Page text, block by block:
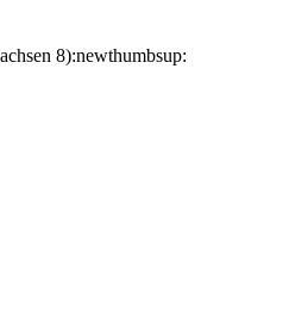
8):newthumbsup: